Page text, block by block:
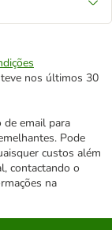
nos últimos 30
email para
Pode
custos além
contactando o
na